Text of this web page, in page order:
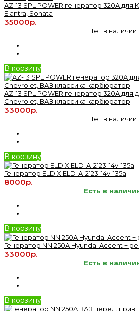
AZ-13 SPL POWER генератор 320A для
Elantra, Sonata
35000р.
Нет в наличии
В корзину
AZ-13 SPL POWER генератор 320A для
Chevrolet, ВАЗ классика карбюратор
33000р.
Нет в наличии
В корзину
Генератор ELDIX ELD-A-2123-14v-135a
8000р.
Есть в
В корзину
Генератор NN 250A Hyundai Accent +
33000р.
Есть в
В корзину